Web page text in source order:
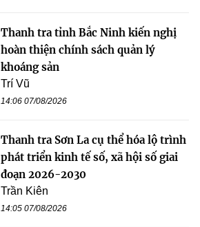
Thanh tra tỉnh Bắc Ninh kiến nghị
hoàn thiện chính sách quản lý
khoáng sản
Trí Vũ
14:06 07/08/2026
Thanh tra Sơn La cụ thể hóa lộ trình
phát triển kinh tế số, xã hội số giai
đoạn 2026-2030
Trần Kiên
14:05 07/08/2026